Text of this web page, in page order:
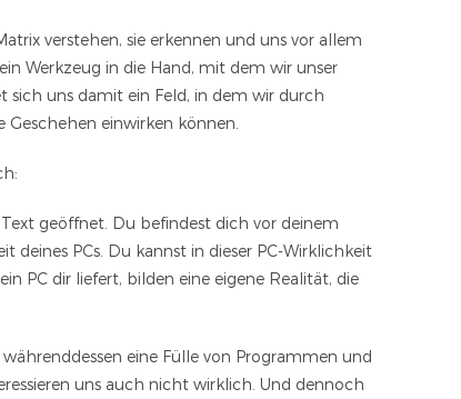
verstehen, sie erkennen und uns vor allem
Werkzeug in die Hand, mit dem wir unser
sich uns damit ein Feld, in dem wir durch
einwirken können.
geöffnet. Du befindest dich vor deinem
deines PCs. Du kannst in dieser PC-Wirklichkeit
PC dir liefert, bilden eine eigene Realität, die
eine Fülle von Programmen und
uns auch nicht wirklich. Und dennoch